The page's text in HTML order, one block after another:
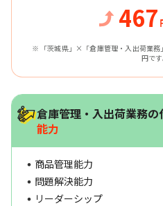
467
※ 「茨城県」×「倉庫管理・入出荷業務
円です
倉庫管理・入出荷業務の
能力
商品管理能力
問題解決能力
リーダーシップ